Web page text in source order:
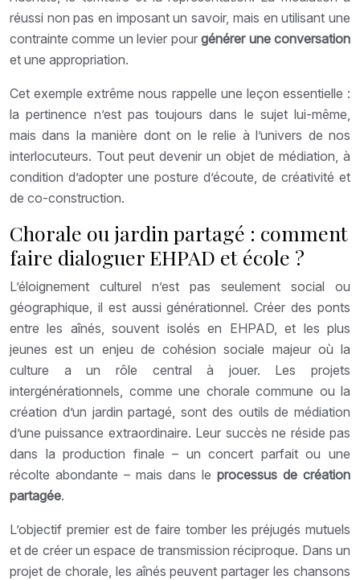
réussi non pas en imposant un savoir, mais en utilisant une
contrainte comme un levier pourgénérer une conversation
et une appropriation.
Cet exemple extrême nous rappelle une leçon essentielle :
la pertinence n’est pas toujours dans le sujet lui-même,
mais dans la manière dont on le relie à l’univers de nos
interlocuteurs. Tout peut devenir un objet de médiation, à
condition d’adopter une posture d’écoute, de créativité et
de co-construction.
Chorale ou jardin partagé : comment
faire dialoguer EHPAD et école ?
L’éloignement culturel n’est pas seulement social ou
géographique, il est aussi générationnel. Créer des ponts
entre les aînés, souvent isolés en EHPAD, et les plus
jeunes est un enjeu de cohésion sociale majeur où la
culture a un rôle central à jouer. Les projets
intergénérationnels, comme une chorale commune ou la
création d’un jardin partagé, sont des outils de médiation
d’une puissance extraordinaire. Leur succès ne réside pas
dans la production finale – un concert parfait ou une
récolte abondante – mais dans le processus de création
partagée.
L’objectif premier est de faire tomber les préjugés mutuels
et de créer un espace de transmission réciproque. Dans un
projet de chorale, les aînés peuvent partager les chansons